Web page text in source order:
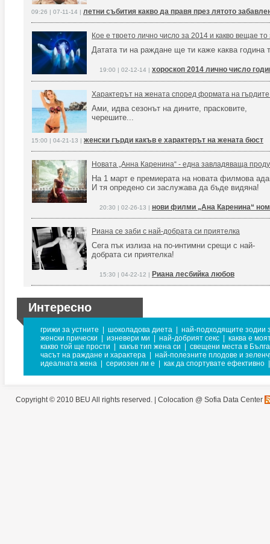
09:26 | 07-11-14 | летни събития какво да правя през лятото
Кое е твоето лично число за 2014 и какво вещае
Датата ти на раждане ще ти каже каква година
19:00 | 02-12-14 | хороскоп 2014 лично число
Характерът на жената според формата на
Ами, идва сезонът на дините, прасковите,
черешите...
15:00 | 04-21-13 | женски гърди какъв е характерът на жената бюст
Новата „Анна Каренина“ - една завладяваща
На 1 март е премиерата на новата филмова
И тя опредено си заслужава да бъде видяна!
20:30 | 02-26-13 | нови филми „Ана Каренина“
Риана се заби с най-добрата си приятелка
Сега пък излиза на по-интимни срещи с най-
добрата си приятелка!
15:30 | 04-22-12 | Риана лесбийка любов
Интересно
грижи за устните шоколадова диета
най-подходящите зодии
женски прически
изневери ми най-добрият секс
каква е
какво той ще прости
какъв тип жена си
свещени места в
часът на раждане и характера
най-полезните плодове и
идеалната жена
сериозен ли е как да спортувате ефективно
Copyright © 2010 BEU All rights reserved. | Colocation @ Sofia Data Center